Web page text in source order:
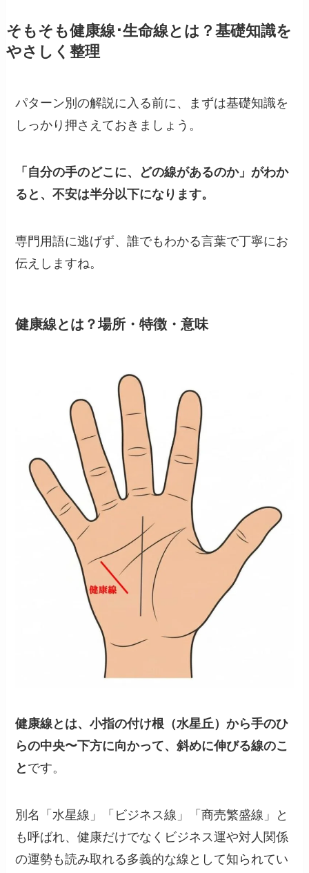
そもそも健康線･生命線とは？基礎知識を
やさしく整理
パターン別の解説に入る前に、まずは基礎知識を
しっかり押さえておきましょう。
「自分の手のどこに、どの線があるのか」がわか
ると、不安は半分以下になります。
専門用語に逃げず、誰でもわかる言葉で丁寧にお
伝えしますね。
健康線とは？場所・特徴・意味
健康線とは、小指の付け根（水星丘）から手のひ
らの中央〜下方に向かって、斜めに伸びる線のこ
と です。
別名「水星線」「ビジネス線」「商売繁盛線」と
も呼ばれ、健康だけでなくビジネス運や対人関係
の運勢も読み取れる多義的な線として知られてい